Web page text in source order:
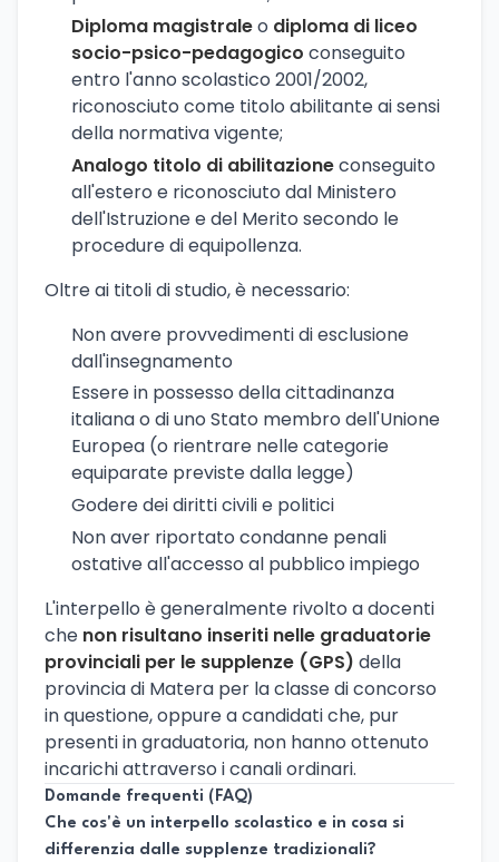
Diploma magistraleo diploma di liceo
socio-psico-pedagogico conseguito
entro l'anno scolastico 2001/2002,
riconosciuto come titolo abilitante ai sensi
della normativa vigente;
Analogo titolo di abilitazioneconseguito
all'estero e riconosciuto dal Ministero
dell'Istruzione e del Merito secondo le
procedure di equipollenza.
Oltre ai titoli di studio, è necessario:
Non avere provvedimenti di esclusione
dall'insegnamento
Essere in possesso della cittadinanza
italiana o di uno Stato membro dell'Unione
Europea (o rientrare nelle categorie
equiparate previste dalla legge)
Godere dei diritti civili e politici
Non aver riportato condanne penali
ostative all'accesso al pubblico impiego
L'interpello è generalmente rivolto a docenti
che non risultano inseriti nelle graduatorie
provinciali per le supplenze (GPS) della
provincia di Matera per la classe di concorso
in questione, oppure a candidati che, pur
presenti in graduatoria, non hanno ottenuto
incarichi attraverso i canali ordinari.
Domande frequenti (FAQ)
Che cos'è un interpello scolastico e in cosa si
differenzia dalle supplenze tradizionali?